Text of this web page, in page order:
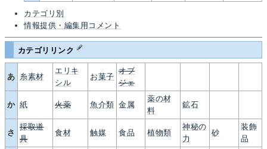
カテゴリ別
情報提供・編集用コメント
カテゴリリンク
あ 糸素材
エリキ
シル
お菓子
オブ
ジェ
か 紙 火薬 魚介類 金属
薬の材
料
鉱石
さ
採取道
具
食材 触媒 食品 植物類
神秘の
力
砂
装飾
品